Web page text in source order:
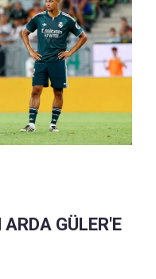
GÜLER'E